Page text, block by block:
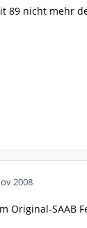
89 nicht mehr
2008
Original-SAAB